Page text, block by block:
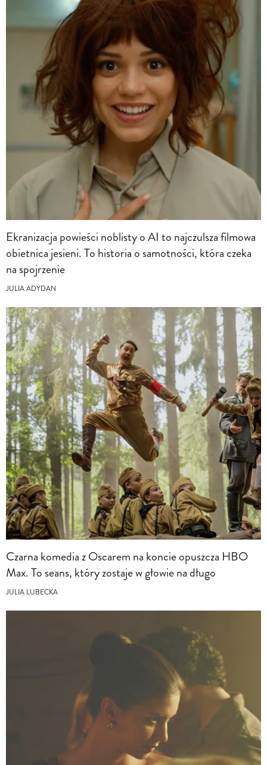
Ekranizacja powieści noblisty o AI to najczulsza filmowa
obietnica jesieni. To historia o samotności, która czeka
na spojrzenie
JULIA ADYDAN
Czarna komedia z Oscarem na koncie opuszcza HBO
Max. To seans, który zostaje w głowie na długo
JULIA LUBECKA